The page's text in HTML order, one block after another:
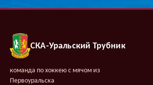
СКА-Уральский Трубник
команда по хоккею с мячом из
Первоуральска